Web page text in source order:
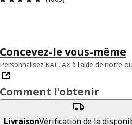
Concevez-le vous-même
Personnalisez KALLAX à l'aide de notre
Comment l'obtenir
LivraisonVérification de la